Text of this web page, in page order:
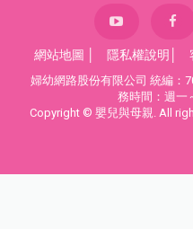
網站地圖 隱私權說明
婦幼網路股份有限公司 統編：
務時間：週一
Copyright © 嬰兒與母親. All